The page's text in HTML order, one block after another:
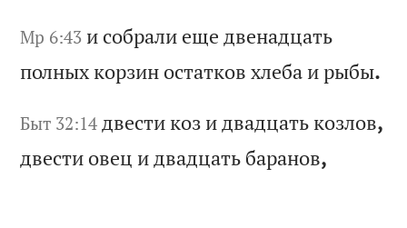
Мр 6:43 и собрали ещедвенадцать
полныхкорзин остатковхлеба ирыбы.
Быт 32:14 двести коз идвадцать козлов,
двести овец идвадцать баранов,